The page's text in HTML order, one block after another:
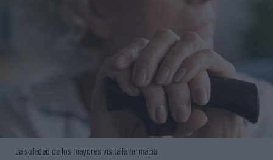
La soledad de los mayores visita la farmacia